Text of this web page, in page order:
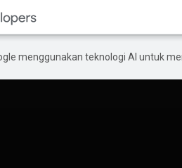
menggunakan teknologi AI untuk